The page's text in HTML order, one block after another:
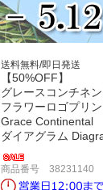
送料無料/即日発送
【50%OFF】
グレースコンチネ
フラワーロゴプリ
Grace Continental
ダイアグラム
商品番号 38231140